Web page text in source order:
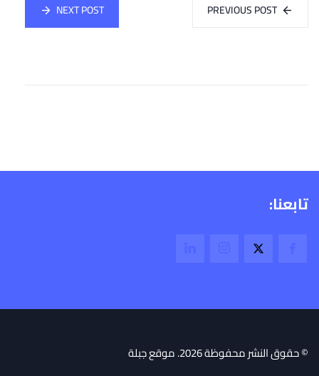
PREVIOUS POST
NEXT POST
تابعنا:
© حقوق النشر محفوظة 2026. موقع جبلة